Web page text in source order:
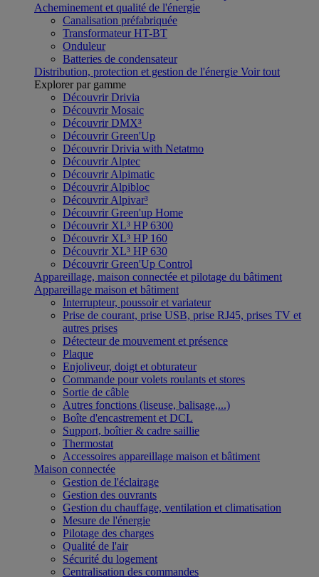
Acheminement et qualité de l'énergie
Canalisation préfabriquée
Transformateur HT-BT
Onduleur
Batteries de condensateur
Distribution, protection et gestion de l'énergie Voir tout
Explorer par gamme
Découvrir Drivia
Découvrir Mosaic
Découvrir DMX³
Découvrir Green'Up
Découvrir Drivia with Netatmo
Découvrir Alptec
Découvrir Alpimatic
Découvrir Alpibloc
Découvrir Alpivar³
Découvrir Green'up Home
Découvrir XL³ HP 6300
Découvrir XL³ HP 160
Découvrir XL³ HP 630
Découvrir Green'Up Control
Appareillage, maison connectée et pilotage du bâtiment
Appareillage maison et bâtiment
Interrupteur, poussoir et variateur
Prise de courant, prise USB, prise RJ45, prises TV et
autres prises
Détecteur de mouvement et présence
Plaque
Enjoliveur, doigt et obturateur
Commande pour volets roulants et stores
Sortie de câble
Autres fonctions (liseuse, balisage,...)
Boîte d'encastrement et DCL
Support, boîtier & cadre saillie
Thermostat
Accessoires appareillage maison et bâtiment
Maison connectée
Gestion de l'éclairage
Gestion des ouvrants
Gestion du chauffage, ventilation et climatisation
Mesure de l'énergie
Pilotage des charges
Qualité de l'air
Sécurité du logement
Centralisation des commandes